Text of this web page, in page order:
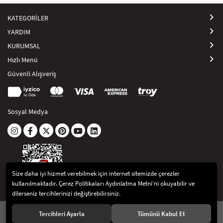
SAÇ AKSESUARLARI
GELİN / DÜĞÜN AKSESUARLARI
TELEFON ASKISI
ŞAL VE FULAR
ODA KOKUSU VE MUM
PARTİ SÜSLERİ
YILBAŞI ÜRÜNLERİ
KULLAN AT TABAK BARDAK SETİ
KATEGORİLER
YARDIM
KURUMSAL
Hızlı Menü
Güvenli Alışveriş
Sosyal Medya
© 2021Artikel İç ve Dış Tic. Ltd Şti . Tüm hakları saklıdır.
Size daha iyi hizmet verebilmek için internet sitemizde çerezler
kullanılmaktadır. Çerez Politikaları Aydınlatma Metni’ni okuyabilir ve
dilerseniz tercihlerinizi değiştirebilirsiniz.
Tercihleri Ayarla Tümünü Kabul Et